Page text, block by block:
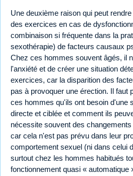
Une deuxième raison qui peut
des exercices en cas de
combinaison si fréquente dans la
sexothérapie) de facteurs causaux
Chez ces hommes souvent âgés, il
l'anxiété et de créer une situation
exercices, car la disparition des
pas à provoquer une érection. Il faut
ces hommes qu'ils ont besoin d'une
directe et ciblée et comment ils
nécessite souvent des
car cela n'est pas prévu dans leur
comportement sexuel (ni dans celui
surtout chez les hommes habitués
fonctionnement quasi « automatique